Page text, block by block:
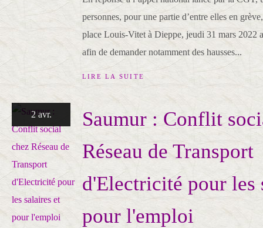
personnes, pour une partie d’entre elles en
place Louis-Vitet à Dieppe, jeudi 31 mars 2022
afin de demander notamment des hausses...
LIRE LA SUITE
2 avr.
Saumur : Conflit
Réseau de Transport
d'Electricité pour les
pour l'emploi